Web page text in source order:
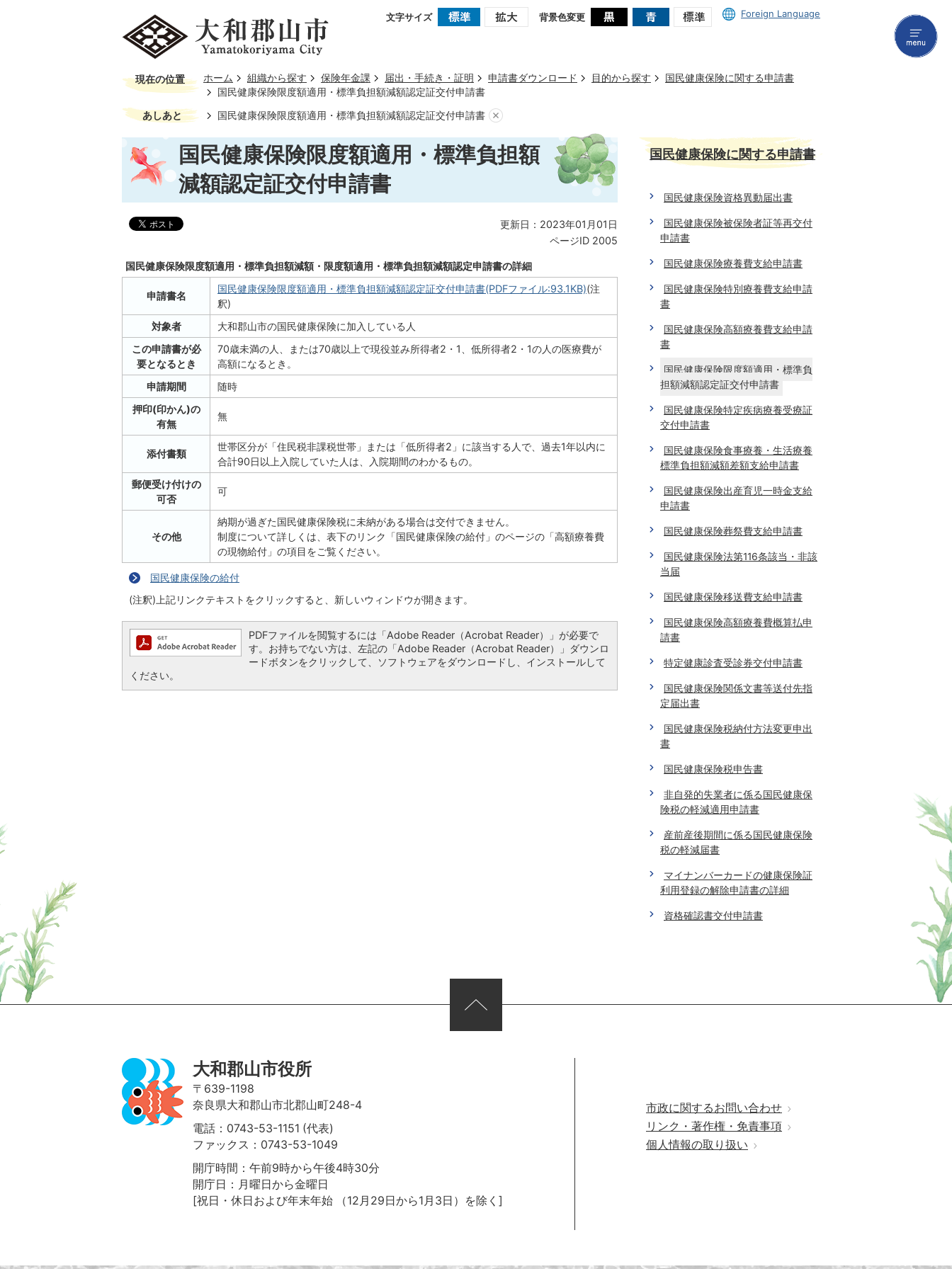
文字サイズ 背景色変更 Foreign Language
現在の位置 ホーム 組織から探す 保険年金課 届出・手続き・証明 申請書ダウンロード 目的から探す
国民健康保険に関する申請書
国民健康保険限度額適用・標準負担額減額認定証交付申請書
あしあと 国民健康保険限度額適用・標準負担額減額認定証交付申請書
国民健康保険限度額適用・標準負担額
減額認定証交付申請書
更新日：2023年01月01日
ページID 2005
国民健康保険限度額適用・標準負担額減額・限度額適用・標準負担額減額認定申請書の詳細
申請書名
国民健康保険限度額適用・標準負担額減額認定証交付申請書(PDFファイル:93.1KB)(注
釈)
対象者
大和郡山市の国民健康保険に加入している人
この申請書が必
要となるとき
70歳未満の人、または70歳以上で現役並み所得者2・1、低所得者2・1の人の医療費が
高額になるとき。
申請期間
随時
押印(印かん)の
有無
無
添付書類
世帯区分が「住民税非課税世帯」または「低所得者2」に該当する人で、過去1年以内に
合計90日以上入院していた人は、入院期間のわかるもの。
郵便受け付けの
可否
可
その他
納期が過ぎた国民健康保険税に未納がある場合は交付できません。
制度について詳しくは、表下のリンク「国民健康保険の給付」のページの「高額療養費
の現物給付」の項目をご覧ください。
国民健康保険の給付
(注釈)上記リンクテキストをクリックすると、新しいウィンドウが開きます。
PDFファイルを閲覧するには「Adobe Reader（Acrobat Reader）」が必要で
す。お持ちでない方は、左記の「Adobe Reader（Acrobat Reader）」ダウンロ
ードボタンをクリックして、ソフトウェアをダウンロードし、インストールして
ください。
国民健康保険に関する申請書
国民健康保険資格異動届出書
国民健康保険被保険者証等再交付
申請書
国民健康保険療養費支給申請書
国民健康保険特別療養費支給申請
書
国民健康保険高額療養費支給申請
書
国民健康保険限度額適用・標準負
担額減額認定証交付申請書
国民健康保険特定疾病療養受療証
交付申請書
国民健康保険食事療養・生活療養
標準負担額減額差額支給申請書
国民健康保険出産育児一時金支給
申請書
国民健康保険葬祭費支給申請書
国民健康保険法第116条該当・非該
当届
国民健康保険移送費支給申請書
国民健康保険高額療養費概算払申
請書
特定健康診査受診券交付申請書
国民健康保険関係文書等送付先指
定届出書
国民健康保険税納付方法変更申出
書
国民健康保険税申告書
非自発的失業者に係る国民健康保
険税の軽減適用申請書
産前産後期間に係る国民健康保険
税の軽減届書
マイナンバーカードの健康保険証
利用登録の解除申請書の詳細
資格確認書交付申請書
大和郡山市役所
〒639-1198
奈良県大和郡山市北郡山町248-4
電話：0743-53-1151 (代表)
ファックス：0743-53-1049
開庁時間：午前9時から午後4時30分
開庁日：月曜日から金曜日
[祝日・休日および年末年始
（12月29日から1月3日）を除く]
市政に関するお問い合わせ
リンク・著作権・免責事項
個人情報の取り扱い